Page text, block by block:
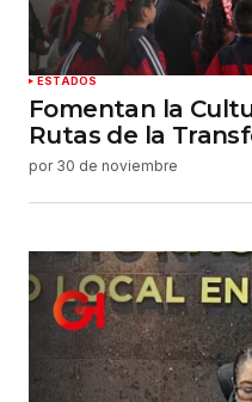
Enviar comentario
ESTADOS
Fomentan la
Rutas de la
por 30 de noviembre